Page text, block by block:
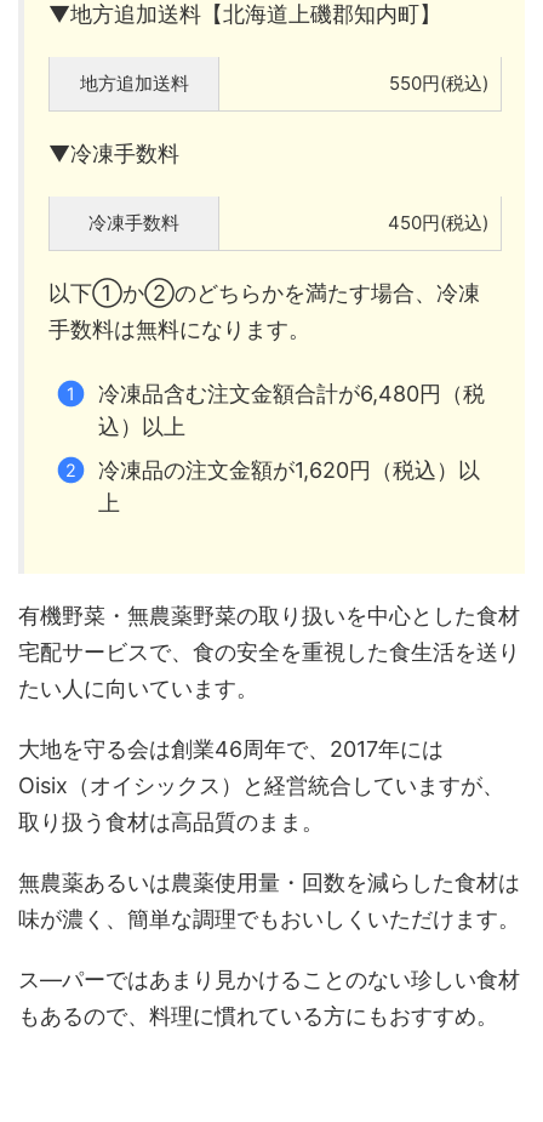
▼地方追加送料【北海道上磯郡知内町】
地方追加送料 550円(税込)
▼冷凍手数料
冷凍手数料 450円(税込)
以下①か②のどちらかを満たす場合、冷凍
手数料は無料になります。
冷凍品含む注文金額合計が6,480円（税
込）以上
冷凍品の注文金額が1,620円（税込）以
上
有機野菜・無農薬野菜の取り扱いを中心とした食材
宅配サービスで、食の安全を重視した食生活を送り
たい人に向いています。
大地を守る会は創業46周年で、2017年には
Oisix（オイシックス）と経営統合していますが、
取り扱う食材は高品質のまま。
無農薬あるいは農薬使用量・回数を減らした食材は
味が濃く、簡単な調理でもおいしくいただけます。
ス―パーではあまり見かけることのない珍しい食材
もあるので、料理に慣れている方にもおすすめ。